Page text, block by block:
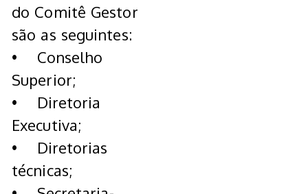
do Comitê Gestor
são as seguintes:
• Conselho
Superior;
• Diretoria
Executiva;
• Diretorias
técnicas;